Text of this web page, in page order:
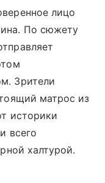
лицо
По сюжету
Зрители
матрос из
историки
всего
халтурой.